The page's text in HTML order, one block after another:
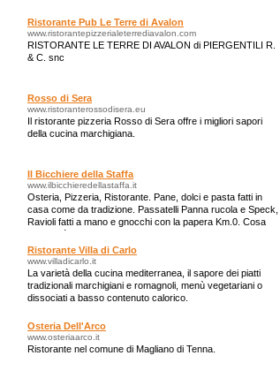
Ristorante Pub Le Terre di Avalon
www.ristorantepizzerialeterrediavalon.com
RISTORANTE LE TERRE DI AVALON di PIERGENTILI R.
& C. snc
Rosso di Sera
www.ristoranterossodisera.eu
Il ristorante pizzeria Rosso di Sera offre i migliori sapori
della cucina marchigiana.
Il Bicchiere della Staffa
www.ilbicchieredellastaffa.it
Osteria, Pizzeria, Ristorante. Pane, dolci e pasta fatti in
casa come da tradizione. Passatelli Panna rucola e Speck,
Ravioli fatti a mano e gnocchi con la papera Km.0. Cosa
dire di più ? Visitateci
Ristorante Villa di Carlo
www.villadicarlo.it
La varietà della cucina mediterranea, il sapore dei piatti
tradizionali marchigiani e romagnoli, menù vegetariani o
dissociati a basso contenuto calorico.
Osteria Dell'Arco
www.osteriaarco.it
Ristorante nel comune di Magliano di Tenna.